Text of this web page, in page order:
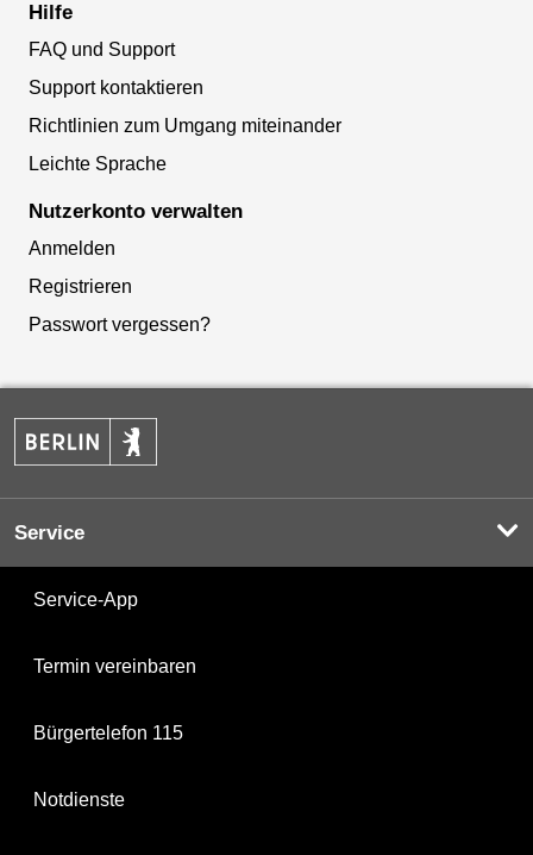
Hilfe
FAQ und Support
Support kontaktieren
Richtlinien zum Umgang miteinander
Leichte Sprache
Nutzerkonto verwalten
Anmelden
Registrieren
Passwort vergessen?
Service
Service-App
Termin vereinbaren
Bürgertelefon 115
Notdienste